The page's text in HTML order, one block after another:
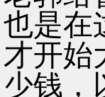
也是在
才开始
少钱，